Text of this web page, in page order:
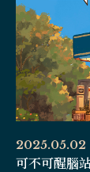
2025.05.02
可不可醒腦